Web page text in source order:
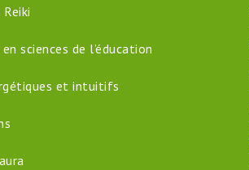
sciences de l’éducation
et intuitifs